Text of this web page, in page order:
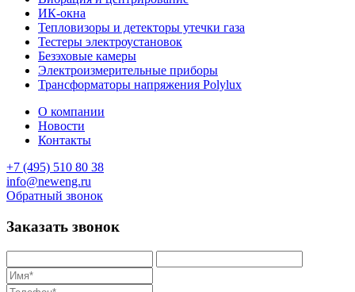
ИК-окна
Тепловизоры и детекторы утечки газа
Тестеры электроустановок
Безэховые камеры
Электроизмерительные приборы
Трансформаторы напряжения Polylux
О компании
Новости
Контакты
+7 (495) 510 80 38
info@neweng.ru
Обратный звонок
Заказать звонок